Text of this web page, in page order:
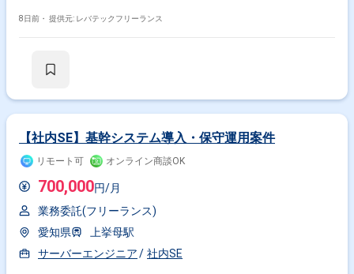
8日前・ 提供元: レバテックフリーランス
【社内SE】基幹システム導入・保守運用案件
リモート可 オンライン商談OK
700,000円/月
業務委託(フリーランス)
愛知県
上挙母駅
サーバーエンジニア
社内SE